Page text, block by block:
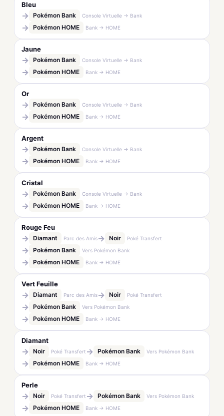
Bleu
→ Pokémon Bank Console Virtuelle → Bank
→ Pokémon HOME Bank → HOME
Jaune
→ Pokémon Bank Console Virtuelle → Bank
→ Pokémon HOME Bank → HOME
Or
→ Pokémon Bank Console Virtuelle → Bank
→ Pokémon HOME Bank → HOME
Argent
→ Pokémon Bank Console Virtuelle → Bank
→ Pokémon HOME Bank → HOME
Cristal
→ Pokémon Bank Console Virtuelle → Bank
→ Pokémon HOME Bank → HOME
Rouge Feu
→ Diamant Parc des Amis→ Noir Poké Transfert
→ Pokémon Bank Vers Pokémon Bank
→ Pokémon HOME Bank → HOME
Vert Feuille
→ Diamant Parc des Amis→ Noir Poké Transfert
→ Pokémon Bank Vers Pokémon Bank
→ Pokémon HOME Bank → HOME
Diamant
→ Noir Poké Transfert → Pokémon Bank Vers Pokémon Bank
→ Pokémon HOME Bank → HOME
Perle
→ Noir Poké Transfert → Pokémon Bank Vers Pokémon Bank
→ Pokémon HOME Bank → HOME